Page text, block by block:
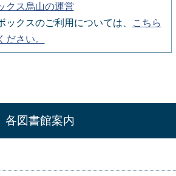
クス烏山の運営
クスのご利用については、
こちら
ださい。
各図書館案内